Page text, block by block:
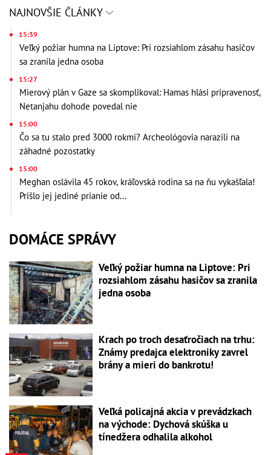
NAJNOVŠIE ČLÁNKY
15:39
Veľký požiar humna na Liptove: Pri rozsiahlom zásahu hasičov
sa zranila jedna osoba
15:27
Mierový plán v Gaze sa skomplikoval: Hamas hlási pripravenosť,
Netanjahu dohode povedal nie
15:00
Čo sa tu stalo pred 3000 rokmi? Archeológovia narazili na
záhadné pozostatky
15:00
Meghan oslávila 45 rokov, kráľovská rodina sa na ňu vykašľala!
Prišlo jej jediné prianie od...
DOMÁCE SPRÁVY
Veľký požiar humna na Liptove: Pri
rozsiahlom zásahu hasičov sa zranila
jedna osoba
Krach po troch desaťročiach na trhu:
Známy predajca elektroniky zavrel
brány a mieri do bankrotu!
Veľká policajná akcia v prevádzkach
na východe: Dychová skúška u
tínedžera odhalila alkohol